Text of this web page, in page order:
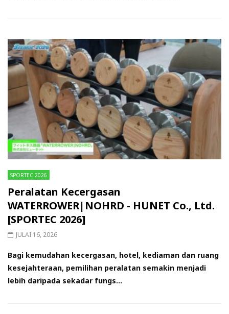
SPORTEC 2026
Peralatan Kecergasan
WATERROWER|NOHRD - HUNET Co., Ltd.
[SPORTEC 2026]
JULAI 16, 2026
Bagi kemudahan kecergasan, hotel, kediaman dan ruang
kesejahteraan, pemilihan peralatan semakin menjadi
lebih daripada sekadar fungs...